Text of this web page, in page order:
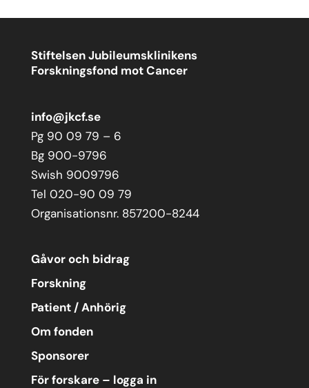
Stiftelsen Jubileumsklinikens
Forskningsfond mot Cancer
info@jkcf.se
Pg 90 09 79 – 6
Bg 900-9796
Swish 9009796
Tel 020-90 09 79
Organisationsnr. 857200-8244
Gåvor och bidrag
Forskning
Patient / Anhörig
Om fonden
Sponsorer
För forskare – logga in